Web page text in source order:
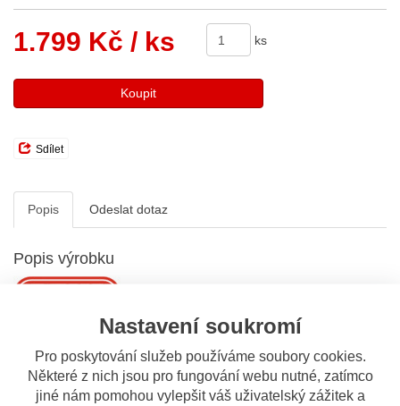
Nastavení soukromí
Pro poskytování služeb používáme soubory cookies.
Některé z nich jsou pro fungování webu nutné, zatímco
jiné nám pomohou vylepšit váš uživatelský zážitek a
1.799 Kč / ks ks
Koupit
Sdílet
Popis Odeslat dotaz
Popis výrobku
Zámek na kotoučovou brzdu
Elektronický zámek na kotoučovou brzdu s alarmem (s
čidlem vibrací)
10 mm třmen vyroben ze speciální oceli